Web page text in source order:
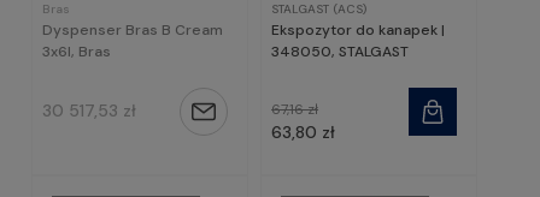
Bras
Dyspenser Bras B Cream
3x6l, Bras
30 517,53 zł Powiadom
STALGAST (ACS)
Ekspozytor do kanapek |
348050, STALGAST
63,80 zł
67,16 zł